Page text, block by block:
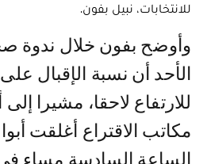
للانتخابات، نبيل بفون.
وأوضح بفون خلال ندوة صحفية مساء اليوم
الأحد أن نسبة الإقبال
مكاتب الاقتراع أغلقت